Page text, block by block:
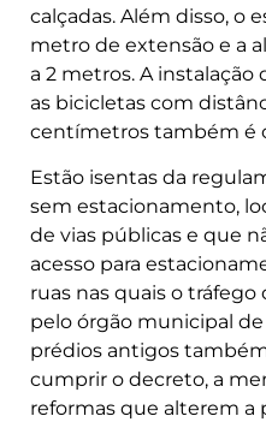
calçadas. Além disso, o
metro de extensão e a
a 2 metros. A
as bicicletas com
centímetros também é
Estão isentas da
sem estacionamento,
de vias públicas e que
acesso para
ruas nas quais o
pelo órgão municipal
prédios antigos
cumprir o decreto, a
reformas que alterem a